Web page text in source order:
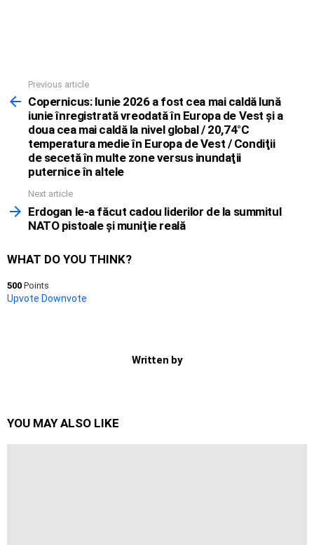
more
Previous article
Copernicus: Iunie 2026 a fost cea mai caldă lună
iunie înregistrată vreodată în Europa de Vest şi a
doua cea mai caldă la nivel global / 20,74°C
temperatura medie în Europa de Vest / Condiţii
de secetă în multe zone versus inundaţii
puternice în altele
Next article
Erdogan le-a făcut cadou liderilor de la summitul
NATO pistoale şi muniţie reală
WHAT DO YOU THINK?
500 Points
Upvote Downvote
Written by
YOU MAY ALSO LIKE